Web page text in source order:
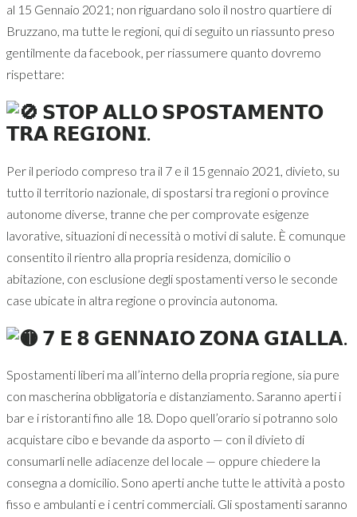
al 15 Gennaio 2021; non riguardano solo il nostro quartiere di
Bruzzano, ma tutte le regioni, qui di seguito un riassunto preso
gentilmente da facebook, per riassumere quanto dovremo
rispettare:
𝗦𝗧𝗢𝗣 𝗔𝗟𝗟𝗢 𝗦𝗣𝗢𝗦𝗧𝗔𝗠𝗘𝗡𝗧𝗢
𝗧𝗥𝗔 𝗥𝗘𝗚𝗜𝗢𝗡𝗜.
Per il periodo compreso tra il 7 e il 15 gennaio 2021, divieto, su
tutto il territorio nazionale, di spostarsi tra regioni o province
autonome diverse, tranne che per comprovate esigenze
lavorative, situazioni di necessità o motivi di salute. È comunque
consentito il rientro alla propria residenza, domicilio o
abitazione, con esclusione degli spostamenti verso le seconde
case ubicate in altra regione o provincia autonoma.
𝟳 𝗘 𝟴 𝗚𝗘𝗡𝗡𝗔𝗜𝗢 𝗭𝗢𝗡𝗔 𝗚𝗜𝗔𝗟𝗟𝗔.
Spostamenti liberi ma all’interno della propria regione, sia pure
con mascherina obbligatoria e distanziamento. Saranno aperti i
bar e i ristoranti fino alle 18. Dopo quell’orario si potranno solo
acquistare cibo e bevande da asporto — con il divieto di
consumarli nelle adiacenze del locale — oppure chiedere la
consegna a domicilio. Sono aperti anche tutte le attività a posto
fisso e ambulanti e i centri commerciali. Gli spostamenti saranno